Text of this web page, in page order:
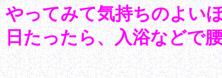
やってみて気持ちのよい
日たったら、入浴などで